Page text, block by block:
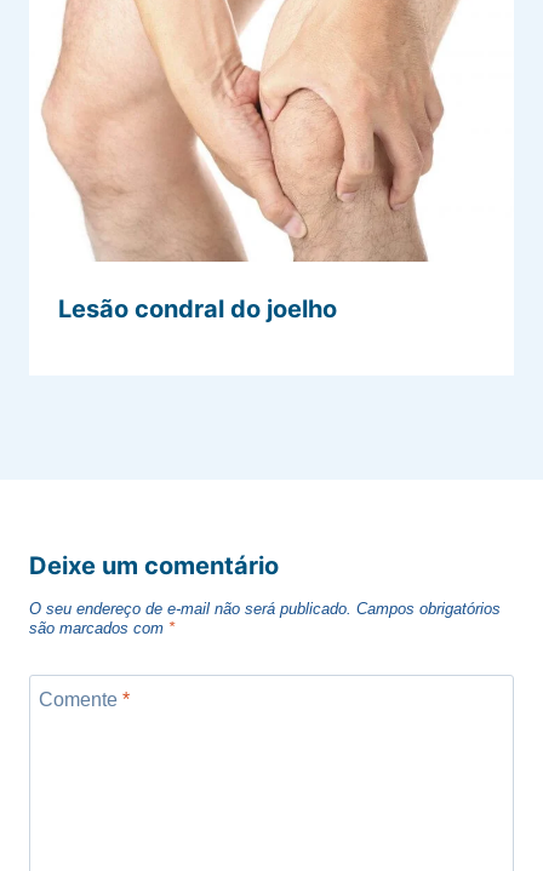
Lesão condral do joelho
Deixe um comentário
O seu endereço de e-mail não será publicado. Campos obrigatórios
são marcados com *
Comente *